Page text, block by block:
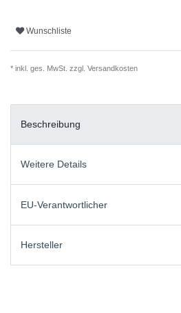
Wunschliste
* inkl. ges. MwSt. zzgl. Versandkosten
Beschreibung
Weitere Details
EU-Verantwortlicher
Hersteller